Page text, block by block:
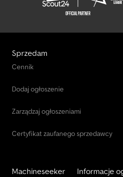
Sprzedam
Cennik
Dodaj ogłoszenie
Zarządzaj ogłoszeniami
Certyfikat zaufanego sprzedawcy
Machineseeker Informacje